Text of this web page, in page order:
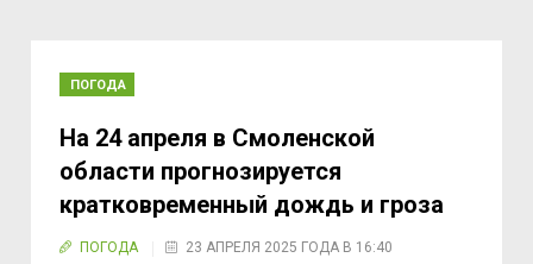
ПОГОДА
На 24 апреля в Смоленской
области прогнозируется
кратковременный дождь и гроза
ПОГОДА 23 АПРЕЛЯ 2025 ГОДА В 16:40